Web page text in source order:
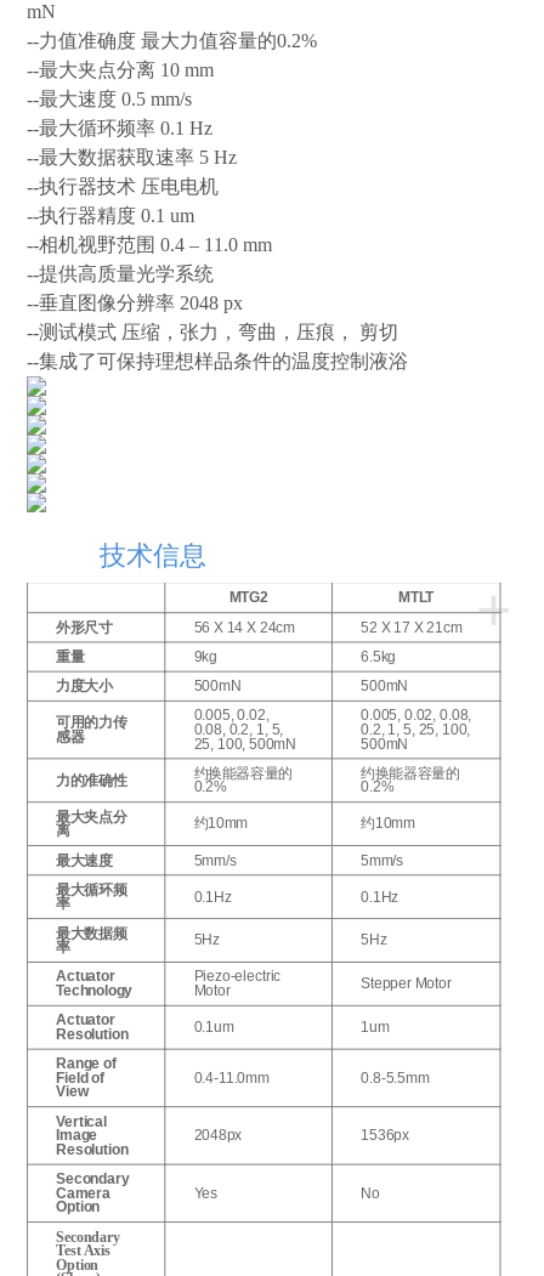
mN
--力值准确度 最大力值容量的0.2%
--最大夹点分离 10 mm
--最大速度 0.5 mm/s
--最大循环频率 0.1 Hz
--最大数据获取速率 5 Hz
--执行器技术 压电电机
--执行器精度 0.1 um
--相机视野范围 0.4 – 11.0 mm
--提供高质量光学系统
--垂直图像分辨率 2048 px
--测试模式 压缩，张力，弯曲，压痕， 剪切
--集成了可保持理想样品条件的温度控制液浴
技术信息
+
MTG2
MTLT
外形尺寸
56 X 14 X 24cm
52 X 17 X 21cm
重量
9kg
6.5kg
力度大小
500mN 500mN
可用的力传
感器
0.005, 0.02,
0.08, 0.2, 1, 5,
25, 100, 500mN
0.005, 0.02, 0.08,
0.2, 1, 5, 25, 100,
500mN
力的准确性
约换能器容量的
0.2%
约换能器容量的
0.2%
最大夹点分
离 约10mm 约10mm
最大速度 5mm/s
5mm/s
最大循环频
率 0.1Hz 0.1Hz
最大数据频
率
5Hz 5Hz
Actuator
Technology
Piezo-electric
Motor
Stepper Motor
Actuator
Resolution 0.1um 1um
Range of
Field of
View
0.4-11.0mm 0.8-5.5mm
Vertical
Image
Resolution
2048px 1536px
Secondary
Camera
Option
Yes No
Secondary
Test Axis
Option